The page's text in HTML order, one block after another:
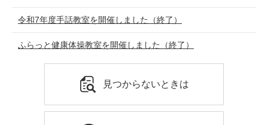
令和7年度手話教室を開催しました（終了）
ふらっと健康体操教室を開催しました（終了）
見つからないときは